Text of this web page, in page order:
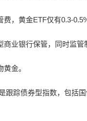
，黄金ETF仅有0.3-
业银行保管，同时监管
金。
跟踪债券型指数，包括